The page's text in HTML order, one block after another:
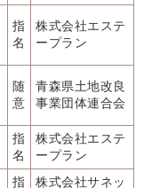
指
名
株式会社エステ
ープラン
随
意
青森県土地改良
事業団体連合会
指
名
株式会社エステ
ープラン
指
株式会社サネッ